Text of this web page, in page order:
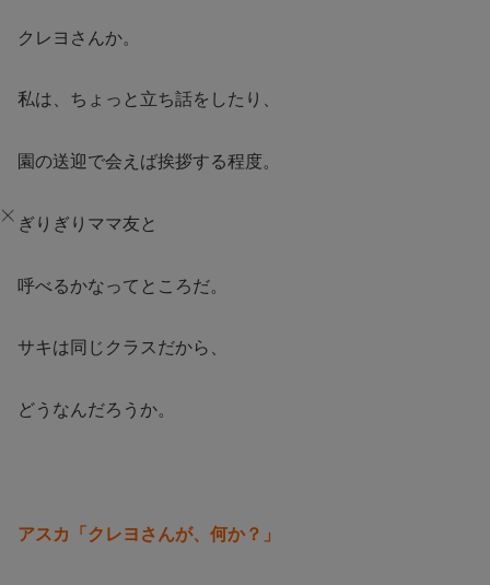
クレヨさんか。
私は、ちょっと立ち話をしたり、
園の送迎で会えば挨拶する程度。
ぎりぎりママ友と
呼べるかなってところだ。
サキは同じクラスだから、
どうなんだろうか。
アスカ「クレヨさんが、何か？」